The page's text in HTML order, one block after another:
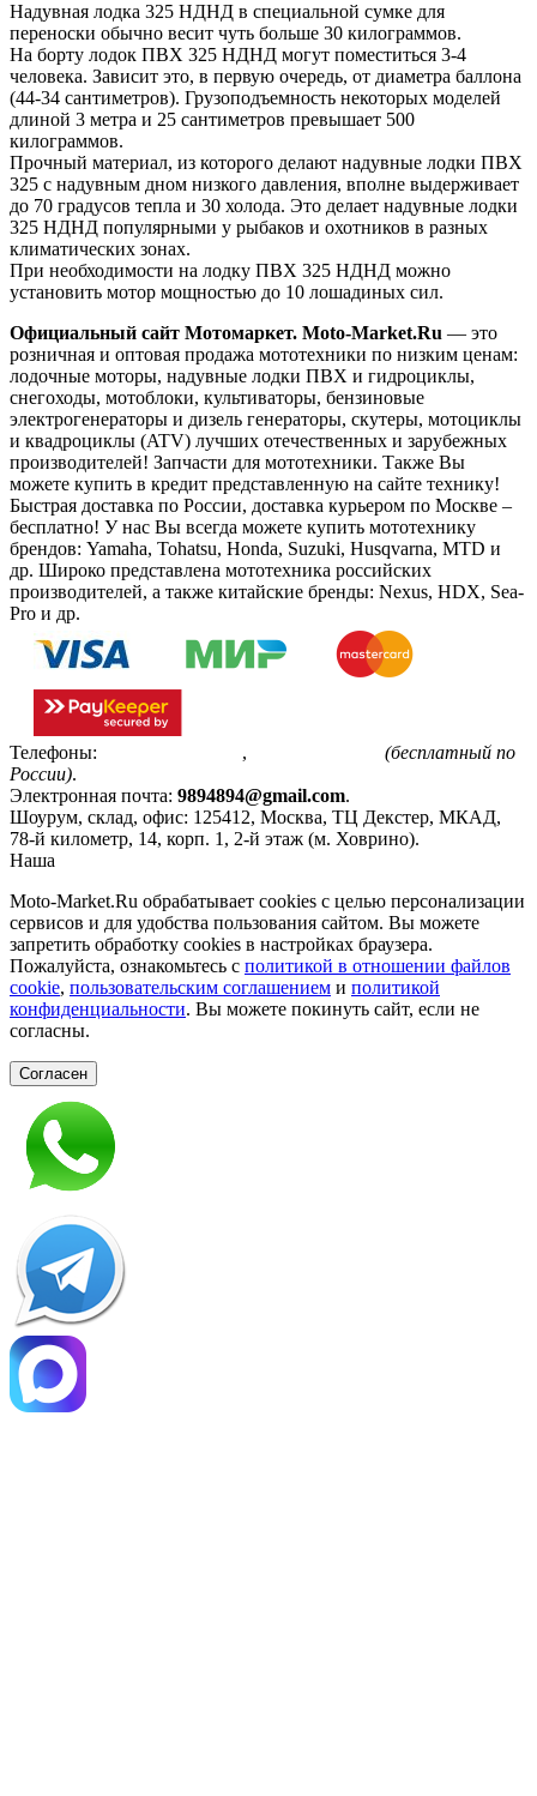
Надувная лодка 325 НДНД в специальной сумке для
переноски обычно весит чуть больше 30 килограммов.
На борту лодок ПВХ 325 НДНД могут поместиться 3-4
человека. Зависит это, в первую очередь, от диаметра баллона
(44-34 сантиметров). Грузоподъемность некоторых моделей
длиной 3 метра и 25 сантиметров превышает 500
килограммов.
Прочный материал, из которого делают надувные лодки ПВХ
325 с надувным дном низкого давления, вполне выдерживает
до 70 градусов тепла и 30 холода. Это делает надувные лодки
325 НДНД популярными у рыбаков и охотников в разных
климатических зонах.
При необходимости на лодку ПВХ 325 НДНД можно
установить мотор мощностью до 10 лошадиных сил.
Официальный сайт Мотомаркет. Moto-Market.Ru — это
розничная и оптовая продажа мототехники по низким ценам:
лодочные моторы, надувные лодки ПВХ и гидроциклы,
снегоходы, мотоблоки, культиваторы, бензиновые
электрогенераторы и дизель генераторы, скутеры, мотоциклы
и квадроциклы (ATV) лучших отечественных и зарубежных
производителей! Запчасти для мототехники. Также Вы
можете купить в кредит представленную на сайте технику!
Быстрая доставка по России, доставка курьером по Москве –
бесплатно! У нас Вы всегда можете купить мототехнику
брендов: Yamaha, Tohatsu, Honda, Suzuki, Husqvarna, MTD и
др. Широко представлена мототехника российских
производителей, а также китайские бренды: Nexus, HDX, Sea-
Pro и др.
Телефоны: ,
(бесплатный по
России).
Электронная почта: 9894894@gmail.com.
Шоурум, склад, офис: 125412, Москва, ТЦ Декстер, МКАД,
78-й километр, 14, корп. 1, 2-й этаж (м. Ховрино).
Наша
Moto-Market.Ru обрабатывает сookies с целью персонализации
сервисов и для удобства пользования сайтом. Вы можете
запретить обработку сookies в настройках браузера.
Пожалуйста, ознакомьтесь с политикой в отношении файлов
cookie, пользовательским соглашением и политикой
конфиденциальности. Вы можете покинуть сайт, если не
согласны.
Согласен